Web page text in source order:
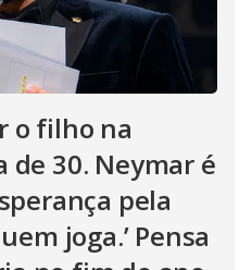
o filho na
de 30. Neymar é
pela
joga.’ Pensa